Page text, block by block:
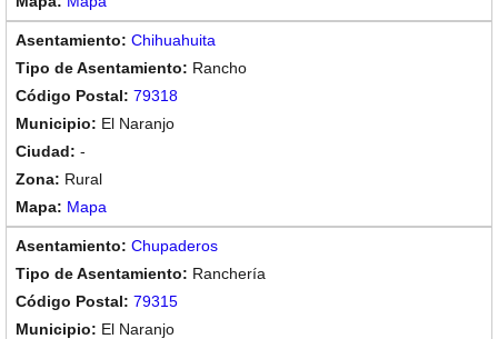
Chihuahuita
Rancho
79318
El Naranjo
-
Rural
Mapa
Chupaderos
Ranchería
79315
El Naranjo